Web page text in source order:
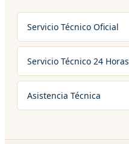
Servicio Técnico Oficial
Servicio Técnico 24 Horas
Asistencia Técnica